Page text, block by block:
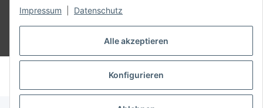
Alle akzeptieren
Konfigurieren
Impressum Datenschutz
* Alle Preise inkl. gesetzlicher USt., zzgl.Versand
© voltmaster.de
Powered byJTL-Shop